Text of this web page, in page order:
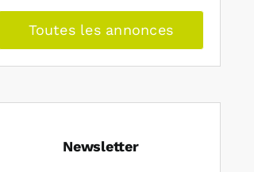
Toutes les annonces
Newsletter